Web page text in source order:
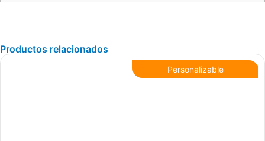
Productos relacionados
Personalizable